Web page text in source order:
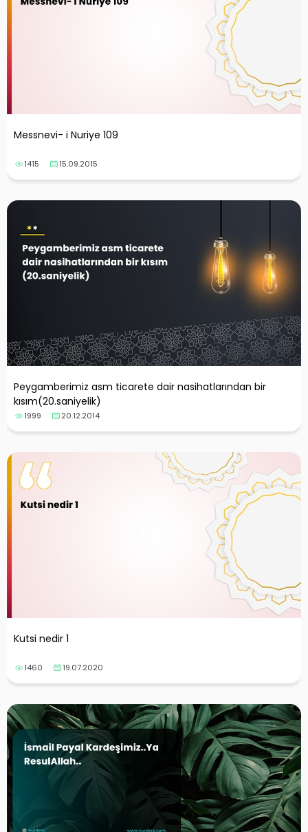
Messnevi- i Nuriye 109
1415 15.09.2015
Peygamberimiz asm ticarete dair nasihatlarından bir
kısım(20.saniyelik)
1999 20.12.2014
Kutsi nedir 1
1460 19.07.2020